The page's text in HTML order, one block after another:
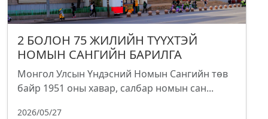
2 БОЛОН 75 ЖИЛИЙН ТҮҮХТЭЙ
НОМЫН САНГИЙН БАРИЛГА
Монгол Улсын Үндэсний Номын Сангийн төв
байр 1951 оны хавар, салбар номын сан...
2026/05/27